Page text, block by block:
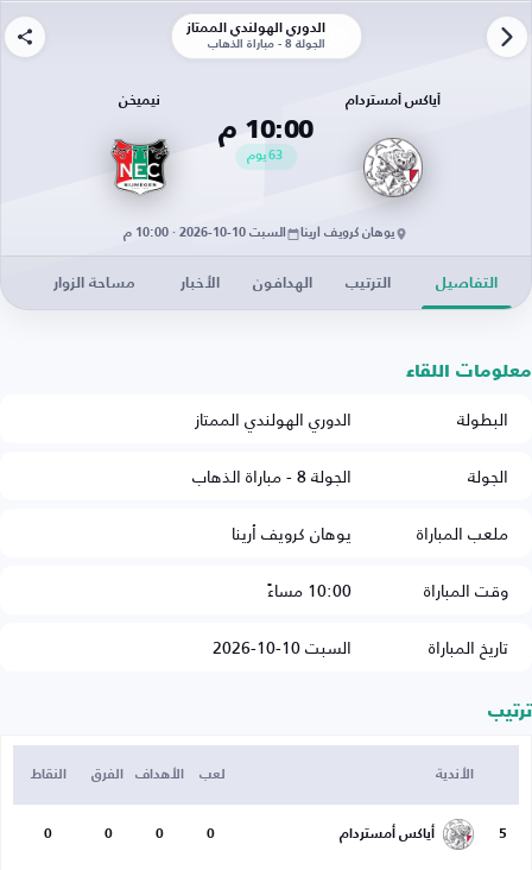
الدوري الهولندي الممتاز
الجولة 8 - مباراة الذهاب
أياكس أمستردام
10:00 م
63يوم
نيميخن
يوهان كرويف أرينا السبت 10-10-2026 · 10:00 م
التفاصيل الترتيب الهدافون الأخبار مساحة الزوار
معلومات اللقاء
البطولة
الدوري الهولندي الممتاز
الجولة
الجولة 8 - مباراة الذهاب
ملعب المباراة
يوهان كرويف أرينا
وقت المباراة
10:00 مساءً
تاريخ المباراة
السبت 10-10-2026
ترتيب
الأندية لعب الأهداف الفرق النقاط
5 أياكس أمستردام 0
0
0
0